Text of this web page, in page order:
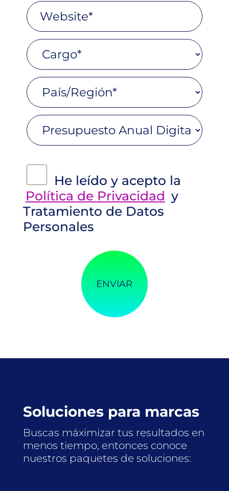
He leído y acepto la
Política de Privacidad y
Tratamiento de Datos
Personales
Soluciones para marcas
Buscas máximizar tus resultados en
menos tiempo, entonces conoce
nuestros paquetes de soluciones: